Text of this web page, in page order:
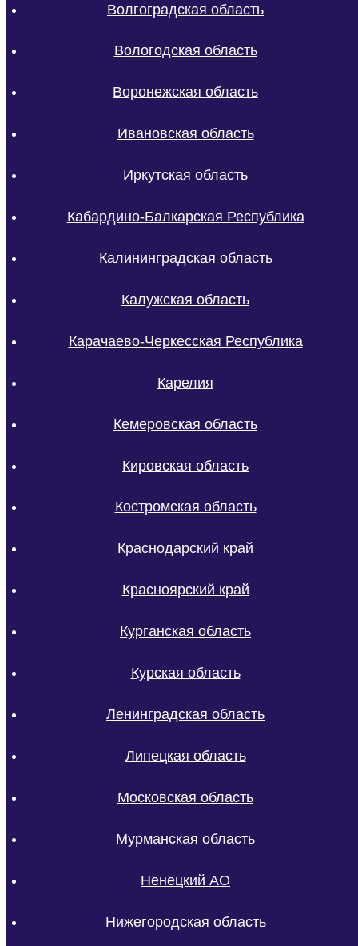
Волгоградская область
Вологодская область
Воронежская область
Ивановская область
Иркутская область
Кабардино-Балкарская Республика
Калининградская область
Калужская область
Карачаево-Черкесская Республика
Карелия
Кемеровская область
Кировская область
Костромская область
Краснодарский край
Красноярский край
Курганская область
Курская область
Ленинградская область
Липецкая область
Московская область
Мурманская область
Ненецкий АО
Нижегородская область